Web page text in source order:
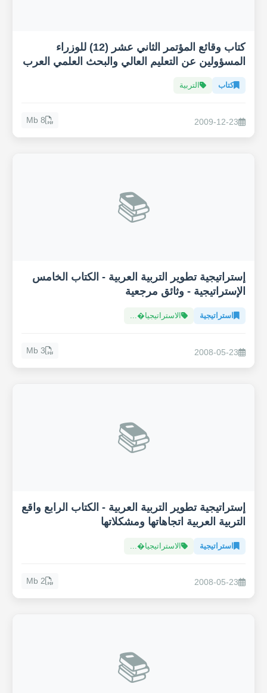
كتاب وقائع المؤتمر الثاني عشر (12) للوزراء
المسؤولين عن التعليم العالي والبحث العلمي العرب
كتاب التربية
2009-12-23
8 Mb
📚
إستراتيجية تطوير التربية العربية - الكتاب الخامس
الإستراتيجية - وثائق مرجعية
استراتيجية الاستراتيجيا�...
2008-05-23
3 Mb
📚
إستراتيجية تطوير التربية العربية - الكتاب الرابع واقع
التربية العربية اتجاهاتها ومشكلاتها
استراتيجية الاستراتيجيا�...
2008-05-23
2 Mb
📚